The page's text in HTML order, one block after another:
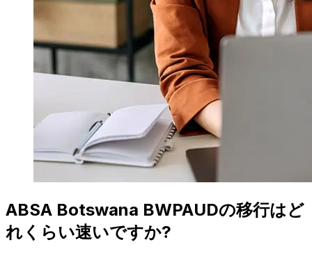
ABSA Botswana BWPAUDの移行はど
れくらい速いですか?